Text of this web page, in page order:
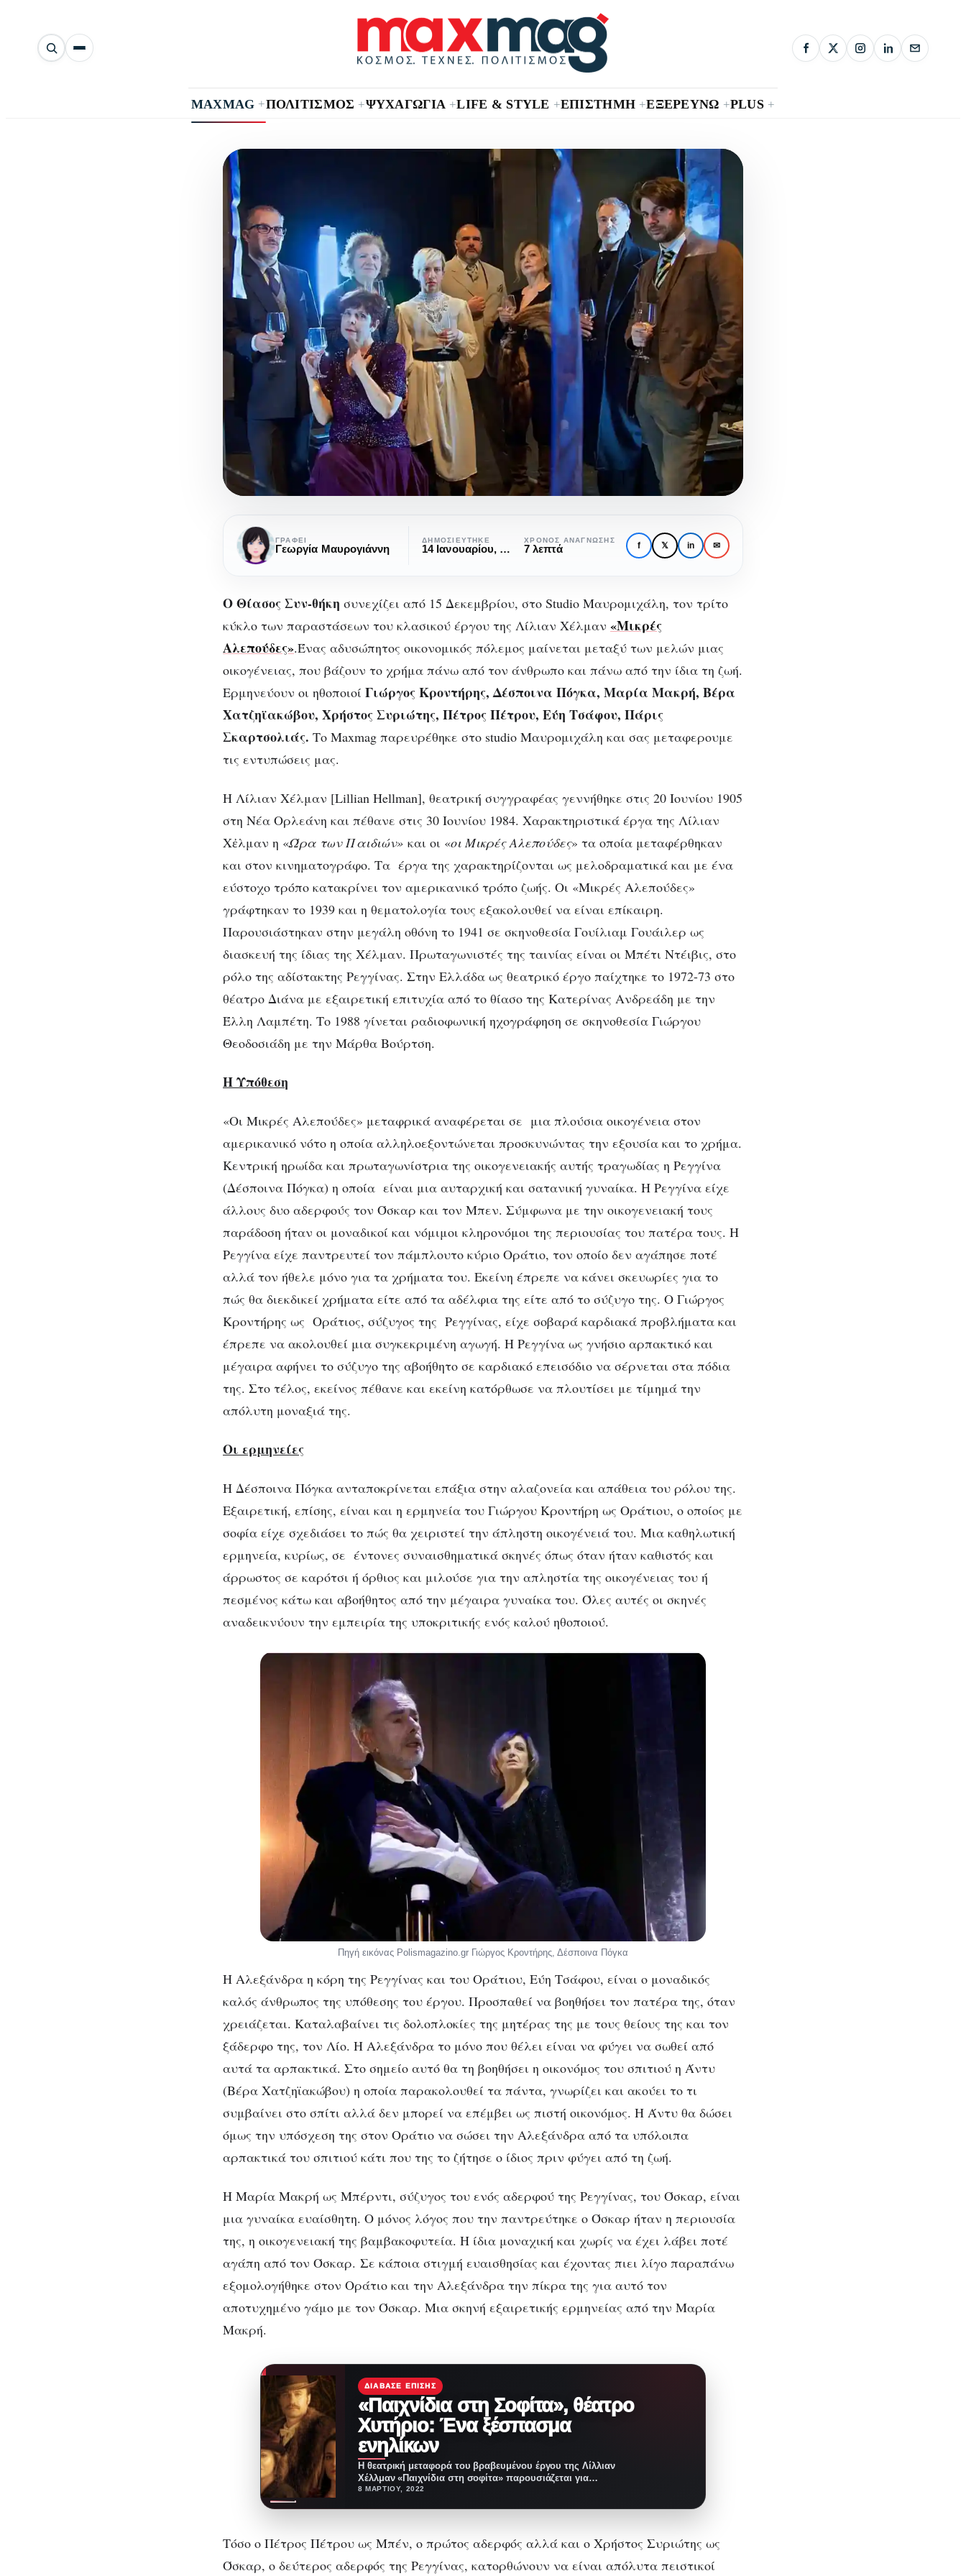
Αναζήτηση
άρθρων
MAXMAG +ΠΟΛΙΤΙΣΜΟΣ +ΨΥΧΑΓΩΓΙΑ +LIFE & STYLE +ΕΠΙΣΤΗΜΗ +ΕΞΕΡΕΥΝΩ +PLUS +
ΚΡΙΤΙΚΈΣ ΘΕΑΤΡΙΚΏΝ ΠΑΡΑΣΤΆΣΕΩΝ
«Οι Μικρές Αλεπούδες», Studio
μεταξύ των μελών μιας οικογένειας
«Οι
Μικρές
Αλεπούδες»,
Μαυρομιχάλη:
Ένας
οικονομικός
πόλεμος
μεταξύ
των
μελών
μιας
οικογένειας
ΓΡΆΦΕΙ
Γεωργία Μαυρογιάννη
ΔΗΜΟΣΙΕΎΤΗΚΕ
14 Ιανουαρίου, 2022
ΧΡΌΝΟΣ ΑΝΆΓΝΩΣΗΣ
7 λεπτά f 𝕏 in ✉
Ο Θίασος Συν-θήκη συνεχίζει από 15 Δεκεμβρίου, στο Studio Μαυρομιχάλη, τον τρίτο
κύκλο των παραστάσεων του κλασικού έργου της Λίλιαν Χέλμαν «Μικρές
Αλεπούδες».Ένας αδυσώπητος οικονομικός πόλεμος μαίνεται μεταξύ των μελών μιας
οικογένειας, που βάζουν το χρήμα πάνω από τον άνθρωπο και πάνω από την ίδια τη ζωή.
Ερμηνεύουν οι ηθοποιοί Γιώργος Κροντήρης, Δέσποινα Πόγκα, Μαρία Μακρή, Βέρα
Χατζηϊακώβου, Χρήστος Συριώτης, Πέτρος Πέτρου, Εύη Τσάφου, Πάρις
Σκαρτσολιάς. Το Maxmag παρευρέθηκε στο studio Μαυρομιχάλη και σας μεταφερουμε
τις εντυπώσεις μας.
Η Λίλιαν Χέλμαν [Lillian Hellman], θεατρική συγγραφέας γεννήθηκε στις 20 Ιουνίου 1905
στη Νέα Ορλεάνη και πέθανε στις 30 Ιουνίου 1984. Χαρακτηριστικά έργα της Λίλιαν
Χἐλμαν η «Ώρα των Παιδιών» και οι «οι Μικρές Αλεπούδες» τα οποία μεταφέρθηκαν
και στον κινηματογράφο. Τα έργα της χαρακτηρίζονται ως μελοδραματικά και με ένα
εύστοχο τρόπο κατακρίνει τον αμερικανικό τρόπο ζωής. Οι «Μικρές Αλεπούδες»
γράφτηκαν το 1939 και η θεματολογία τους εξακολουθεί να είναι επίκαιρη.
Παρουσιάστηκαν στην μεγάλη οθόνη το 1941 σε σκηνοθεσία Γουίλιαμ Γουάιλερ ως
διασκευή της ίδιας της Χέλμαν. Πρωταγωνιστές της ταινίας είναι οι Μπέτι Ντέιβις, στο
ρόλο της αδίστακτης Ρεγγίνας. Στην Ελλάδα ως θεατρικό έργο παίχτηκε το 1972-73 στο
θέατρο Διάνα με εξαιρετική επιτυχία από το θίασο της Κατερίνας Ανδρεάδη με την
Έλλη Λαμπέτη. Το 1988 γίνεται ραδιοφωνική ηχογράφηση σε σκηνοθεσία Γιώργου
Θεοδοσιάδη με την Μάρθα Βούρτση.
Η Υπόθεση
«Οι Μικρές Αλεπούδες» μεταφρικά αναφέρεται σε μια πλούσια οικογένεια στον
αμερικανικό νότο η οποία αλληλοεξοντώνεται προσκυνώντας την εξουσία και το χρήμα.
Κεντρική ηρωίδα και πρωταγωνίστρια της οικογενειακής αυτής τραγωδίας η Ρεγγίνα
(Δέσποινα Πόγκα) η οποία είναι μια αυταρχική και σατανική γυναίκα. Η Ρεγγίνα είχε
άλλους δυο αδερφούς τον Όσκαρ και τον Μπεν. Σύμφωνα με την οικογενειακή τους
παράδοση ήταν οι μοναδικοί και νόμιμοι κληρονόμοι της περιουσίας του πατέρα τους. Η
Ρεγγίνα είχε παντρευτεί τον πάμπλουτο κύριο Οράτιο, τον οποίο δεν αγάπησε ποτέ
αλλά τον ήθελε μόνο για τα χρήματα του. Εκείνη έπρεπε να κάνει σκευωρίες για το
πώς θα διεκδικεί χρήματα είτε από τα αδέλφια της είτε από το σύζυγο της. Ο Γιώργος
Κροντήρης ως Οράτιος, σύζυγος της Ρεγγίνας, είχε σοβαρά καρδιακά προβλήματα και
έπρεπε να ακολουθεί μια συγκεκριμένη αγωγή. Η Ρεγγίνα ως γνήσιο αρπακτικό και
μέγαιρα αφήνει το σύζυγο της αβοήθητο σε καρδιακό επεισόδιο να σέρνεται στα πόδια
της. Στο τέλος, εκείνος πέθανε και εκείνη κατόρθωσε να πλουτίσει με τίμημά την
απόλυτη μοναξιά της.
Οι ερμηνείες
Η Δέσποινα Πόγκα ανταποκρίνεται επάξια στην αλαζονεία και απάθεια του ρόλου της.
Εξαιρετική, επίσης, είναι και η ερμηνεία του Γιώργου Κροντήρη ως Οράτιου, ο οποίος με
σοφία είχε σχεδιάσει το πώς θα χειριστεί την άπληστη οικογένειά του. Μια καθηλωτική
ερμηνεία, κυρίως, σε έντονες συναισθηματικά σκηνές όπως όταν ήταν καθιστός και
άρρωστος σε καρότσι ή όρθιος και μιλούσε για την απληστία της οικογένειας του ή
πεσμένος κάτω και αβοήθητος από την μέγαιρα γυναίκα του. Όλες αυτές οι σκηνές
αναδεικνύουν την εμπειρία της υποκριτικής ενός καλού ηθοποιού.
Πηγή εικόνας Polismagazino.gr Γιώργος Κροντήρης, Δέσποινα Πόγκα
Η Αλεξάνδρα η κόρη της Ρεγγίνας και του Οράτιου, Εύη Τσάφου, είναι ο μοναδικός
καλός άνθρωπος της υπόθεσης του έργου. Προσπαθεί να βοηθήσει τον πατέρα της, όταν
χρειάζεται. Καταλαβαίνει τις δολοπλοκίες της μητέρας της με τους θείους της και τον
ξάδερφο της, τον Λίο. Η Αλεξάνδρα το μόνο που θέλει είναι να φύγει να σωθεί από
αυτά τα αρπακτικά. Στο σημείο αυτό θα τη βοηθήσει η οικονόμος του σπιτιού η Άντυ
(Βέρα Χατζηϊακώβου) η οποία παρακολουθεί τα πάντα, γνωρίζει και ακούει το τι
συμβαίνει στο σπίτι αλλά δεν μπορεί να επέμβει ως πιστή οικονόμος. Η Άντυ θα δώσει
όμως την υπόσχεση της στον Οράτιο να σώσει την Αλεξάνδρα από τα υπόλοιπα
αρπακτικά του σπιτιού κάτι που της το ζήτησε ο ίδιος πριν φύγει από τη ζωή.
Η Μαρία Μακρή ως Μπέρντι, σύζυγος του ενός αδερφού της Ρεγγίνας, του Όσκαρ, είναι
μια γυναίκα ευαίσθητη. Ο μόνος λόγος που την παντρεύτηκε ο Όσκαρ ήταν η περιουσία
της, η οικογενειακή της βαμβακοφυτεία. Η ίδια μοναχική και χωρίς να έχει λάβει ποτέ
αγάπη από τον Όσκαρ. Σε κάποια στιγμή ευαισθησίας και έχοντας πιει λίγο παραπάνω
εξομολογήθηκε στον Οράτιο και την Αλεξάνδρα την πίκρα της για αυτό τον
αποτυχημένο γάμο με τον Όσκαρ. Μια σκηνή εξαιρετικής ερμηνείας από την Μαρία
Μακρή.
ΔΙΆΒΑΣΕ ΕΠΊΣΗΣ
«Παιχνίδια στη Σοφίτα», θέατρο
Χυτήριο: Ένα ξέσπασμα
ενηλίκων
Η θεατρική μεταφορά του βραβευμένου έργου της Λίλλιαν
Χέλλμαν «Παιχνίδια στη σοφίτα» παρουσιάζεται για
πρώτη φορά…
8 ΜΑΡΤΊΟΥ, 2022
Τόσο ο Πέτρος Πέτρου ως Μπέν, ο πρώτος αδερφός αλλά και ο Χρήστος Συριώτης ως
Όσκαρ, ο δεύτερος αδερφός της Ρεγγίνας, κατορθώνουν να είναι απόλυτα πειστικοί